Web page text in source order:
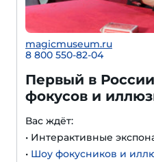
magicmuseum.ru
8 800 550-82-04
Первый в
фокусов и
Вас ждёт:
• Интерактивные
• Шоу фокусников и